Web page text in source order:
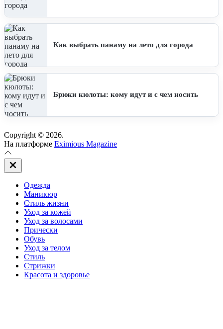
Как выбрать панаму на лето для города
Брюки кюлоты: кому идут и с чем носить
Copyright © 2026.
На платформе Eximious Magazine
Закрыть
вне
Одежда
Маникюр
Стиль жизни
Уход за кожей
Уход за волосами
Прически
Обувь
Уход за телом
Стиль
Стрижки
Красота и здоровье